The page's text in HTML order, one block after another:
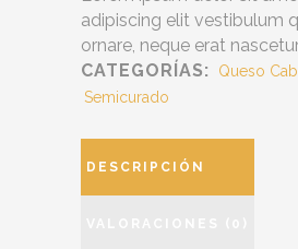
adipiscing elit vestibulum
ornare, neque erat
CATEGORÍAS:
Queso
Semicurado
DESCRIPCIÓN